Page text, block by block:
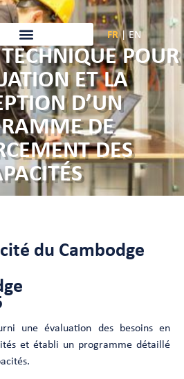
FR | EN
POUR
ET LA
D’UN
DE
DES
du Cambodge
une évaluation des besoins en
et établi un programme détaillé